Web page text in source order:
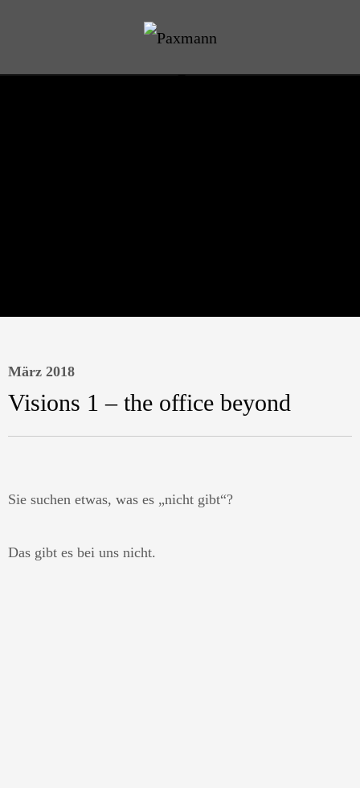
März 2018
Visions 1 – the office beyond
Sie suchen etwas, was es „nicht gibt“?
Das gibt es bei uns nicht.